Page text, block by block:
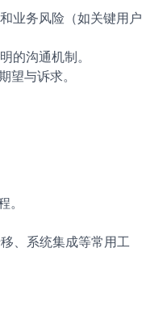
业务风险（如关键用户
的沟通机制。
望与诉求。
。
、系统集成等常用工